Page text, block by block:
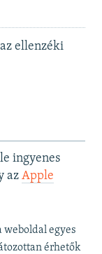
ellenzéki
ingyenes
az Apple
weboldal egyes
érhetők